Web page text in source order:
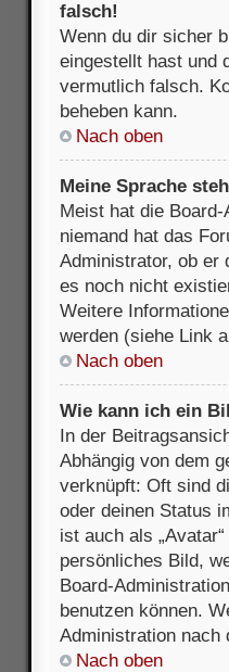
falsch!
Wenn du dir sicher
eingestellt hast und
vermutlich falsch.
beheben kann.
Nach oben
Meine Sprache
Meist hat die
niemand hat das
Administrator, ob er
es noch nicht
Weitere
werden (siehe Link
Nach oben
Wie kann ich ein
In der
Abhängig von dem
verknüpft: Oft sind
oder deinen Status
ist auch als
persönliches Bild,
Board-
benutzen können.
Administration nach
Nach oben